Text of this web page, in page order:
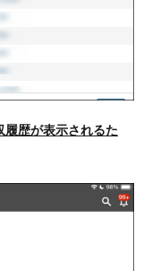
歴が表示されるた